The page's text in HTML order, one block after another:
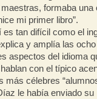
formaba
mi primer libro”.
es tan difícil como el
y amplía las
aspectos del idioma
con el típico
más célebres
le había enviado